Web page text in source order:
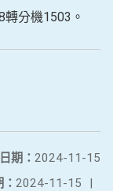
分機1503。
期： 2024-11-15
2024-11-15 |